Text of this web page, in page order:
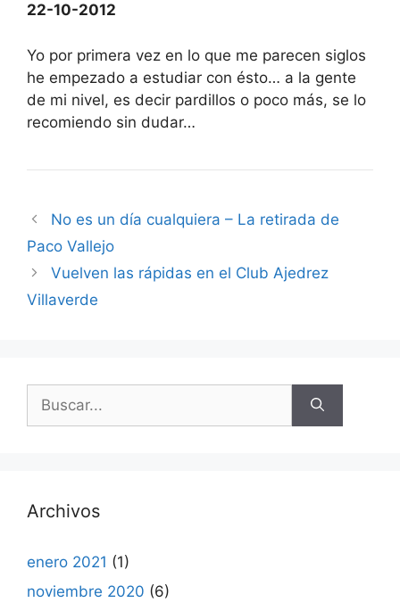
22-10-2012
Yo por primera vez en lo que me parecen siglos
he empezado a estudiar con ésto… a la gente
de mi nivel, es decir pardillos o poco más, se lo
recomiendo sin dudar…
No es un día cualquiera – La retirada de
Paco Vallejo
Vuelven las rápidas en el Club Ajedrez
Villaverde
Archivos
enero 2021 (1)
noviembre 2020 (6)